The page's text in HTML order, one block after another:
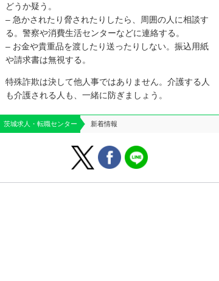
どうか疑う。
– 急かされたり脅されたりしたら、周囲の人に相談す
る。警察や消費生活センターなどに連絡する。
– お金や貴重品を渡したり送ったりしない。振込用紙
や請求書は無視する。
特殊詐欺は決して他人事ではありません。介護する人
も介護される人も、一緒に防ぎましょう。
茨城求人・転職センター 新着情報